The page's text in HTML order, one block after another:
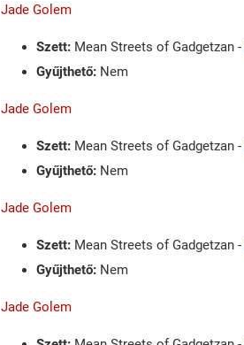
Jade Golem
Szett: Mean Streets of Gadgetzan -
Gyűjthető: Nem
Jade Golem
Szett: Mean Streets of Gadgetzan -
Gyűjthető: Nem
Jade Golem
Szett: Mean Streets of Gadgetzan -
Gyűjthető: Nem
Jade Golem